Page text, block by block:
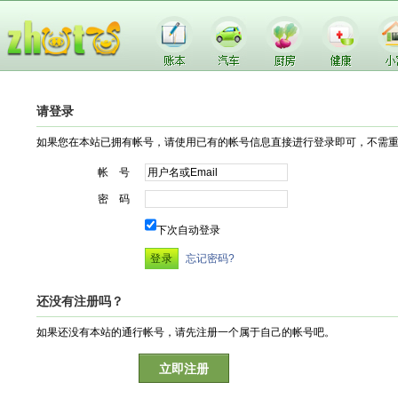
请登录
如果您在本站已拥有帐号，请使用已有的帐号信息直接进行登录即可，不需
帐 号
密 码
下次自动登录
忘记密码?
还没有注册吗？
如果还没有本站的通行帐号，请先注册一个属于自己的帐号吧。
立即注册